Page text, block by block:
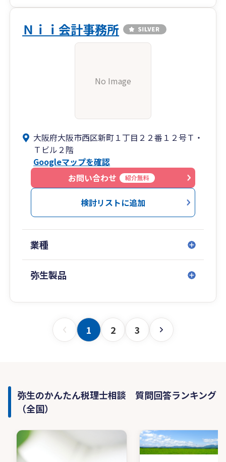
立・開業に関する手続きの相談から、その他この
設立等に伴い生じる税務相談や、法人化の相談な
を使って、顧客と連絡を取って相互に話し合って
も、特に問題なくこれらの業務を提供できている
ことから、基本的に、４７都道府県どこでも対応
できます。
この様に、都道府県を問わず対応可能で、実績・
経験による高い専門性とノウハウなどを通じて、
中小企業の経営を税務面を中心にサポートしてい
Ｎｉｉ会計事務所
No Image
大阪府大阪市西区新町１丁目２２番１２号Ｔ・
Ｔビル２階
Googleマップを確認
お問い合わせ
紹介無料
検討リストに追加
業種
弥生製品
1 2 3
弥生のかんたん税理士相談 質問回答ランキング
（全国）